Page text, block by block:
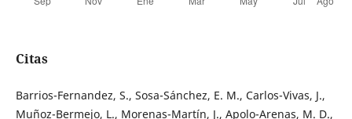
Citas
Barrios-Fernandez, S., Sosa-Sánchez, E. M., Carlos-Vivas, J.,
Muñoz-Bermejo, L., Morenas-Martín, J., Apolo-Arenas, M. D.,